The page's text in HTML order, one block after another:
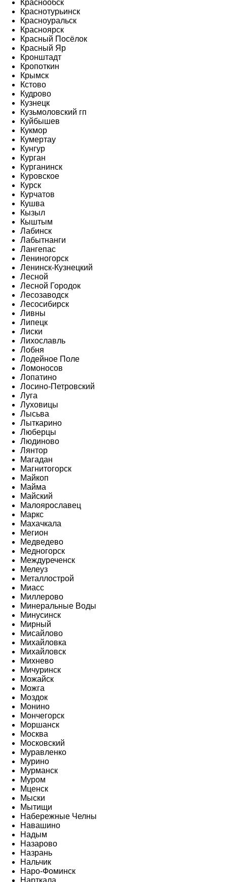
Краснообск
Краснотурьинск
Красноуральск
Красноярск
Красный Посёлок
Красный Яр
Кронштадт
Кропоткин
Крымск
Кстово
Кудрово
Кузнецк
Кузьмоловский гп
Куйбышев
Кукмор
Кумертау
Кунгур
Курган
Курганинск
Куровское
Курск
Курчатов
Кушва
Кызыл
Кыштым
Лабинск
Лабытнанги
Лангепас
Лениногорск
Ленинск-Кузнецкий
Лесной
Лесной Городок
Лесозаводск
Лесосибирск
Ливны
Липецк
Лиски
Лихославль
Лобня
Лодейное Поле
Ломоносов
Лопатино
Лосино-Петровский
Луга
Луховицы
Лысьва
Лыткарино
Люберцы
Людиново
Лянтор
Магадан
Магнитогорск
Майкоп
Майма
Майский
Малоярославец
Маркс
Махачкала
Мегион
Медведево
Медногорск
Междуреченск
Мелеуз
Металлострой
Миасс
Миллерово
Минеральные Воды
Минусинск
Мирный
Мисайлово
Михайловка
Михайловск
Михнево
Мичуринск
Можайск
Можга
Моздок
Монино
Мончегорск
Моршанск
Москва
Московский
Муравленко
Мурино
Мурманск
Муром
Мценск
Мыски
Мытищи
Набережные Челны
Навашино
Надым
Назарово
Назрань
Нальчик
Наро-Фоминск
Нарткала